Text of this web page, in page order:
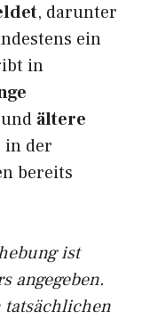
, darunter
ein
in
und ältere
in der
bereits
ist
angegeben.
tatsächlichen